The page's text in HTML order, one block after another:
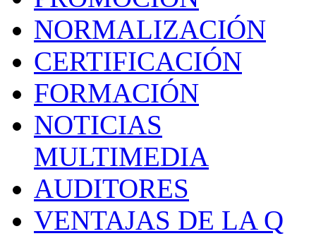
NORMALIZACIÓN
CERTIFICACIÓN
FORMACIÓN
NOTICIAS
MULTIMEDIA
AUDITORES
VENTAJAS DE LA Q